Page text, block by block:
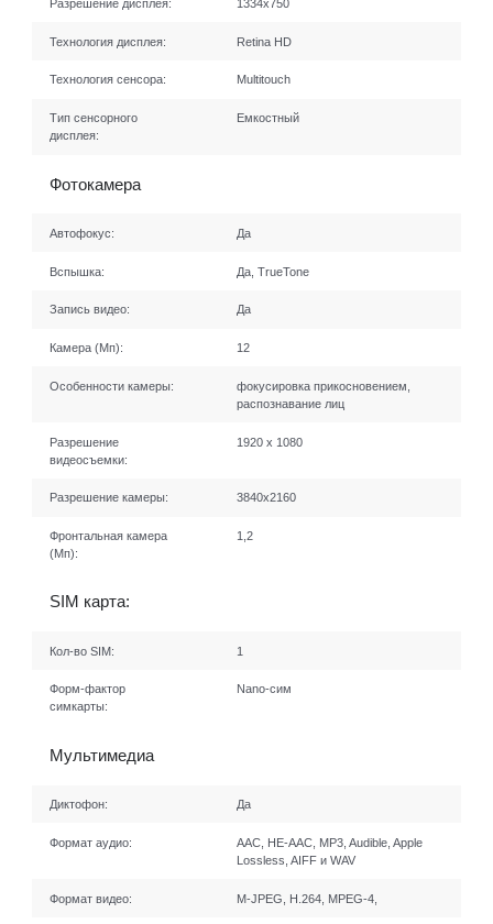
Разрешение дисплея: 1334x750
Технология дисплея: Retina HD
Технология сенсора: Multitouch
Тип сенсорного
дисплея:
Емкостный
Фотокамера
Автофокус: Да
Вспышка: Да, TrueTone
Запись видео: Да
Камера (Мп): 12
Особенности камеры:
фокусировка прикосновением,
распознавание лиц
Разрешение
видеосъемки:
1920 x 1080
Разрешение камеры: 3840x2160
Фронтальная камера
(Мп):
1,2
SIM карта:
Кол-во SIM: 1
Форм-фактор
симкарты:
Nano-сим
Мультимедиа
Диктофон: Да
Формат аудио:
AAC, HE-AAC, MP3, Audible, Apple
Lossless, AIFF и WAV
Формат видео: M-JPEG, H.264, MPEG-4,